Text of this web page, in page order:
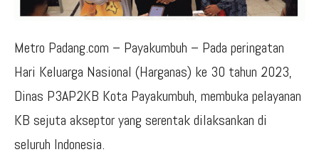
Metro Padang.com – Payakumbuh – Pada peringatan
Hari Keluarga Nasional (Harganas) ke 30 tahun 2023,
Dinas P3AP2KB Kota Payakumbuh, membuka pelayanan
KB sejuta akseptor yang serentak dilaksankan di
seluruh Indonesia.